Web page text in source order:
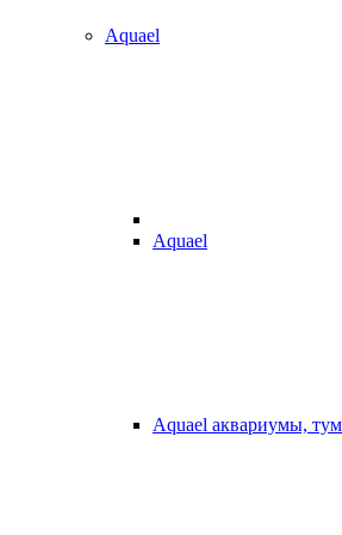
Aquael
Aquael
Aquael аквариумы,